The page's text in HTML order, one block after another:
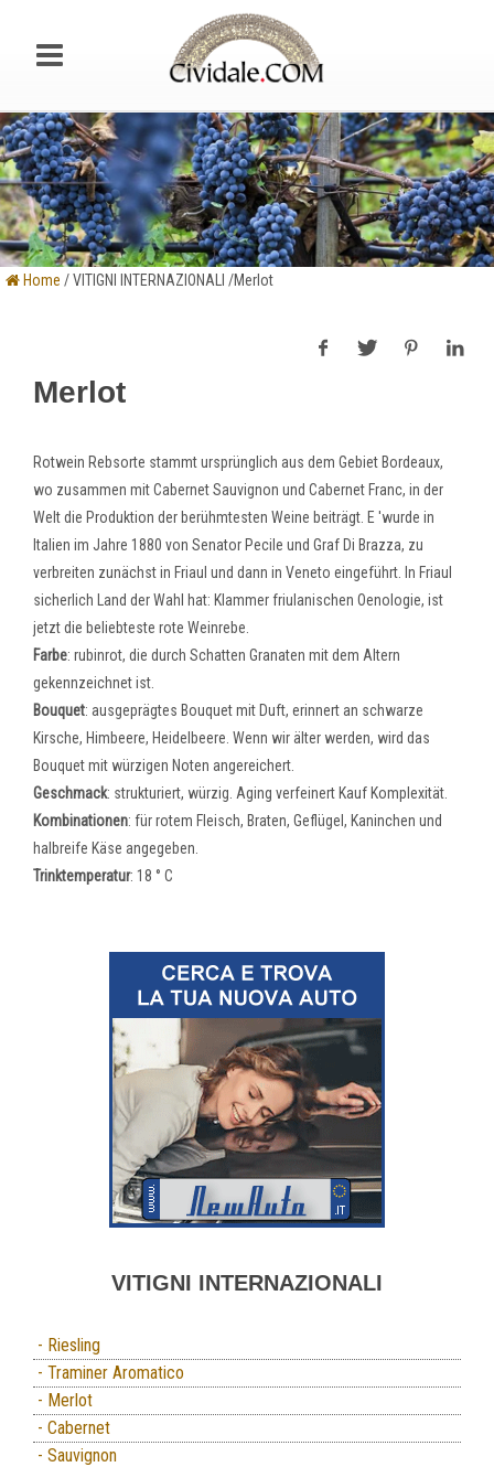
Home / VITIGNI INTERNAZIONALI /Merlot
Merlot
Rotwein Rebsorte stammt ursprünglich aus dem Gebiet Bordeaux,
wo zusammen mit Cabernet Sauvignon und Cabernet Franc, in der
Welt die Produktion der berühmtesten Weine beiträgt. E 'wurde in
Italien im Jahre 1880 von Senator Pecile und Graf Di Brazza, zu
verbreiten zunächst in Friaul und dann in Veneto eingeführt. In Friaul
sicherlich Land der Wahl hat: Klammer friulanischen Oenologie, ist
jetzt die beliebteste rote Weinrebe.
Farbe: rubinrot, die durch Schatten Granaten mit dem Altern
gekennzeichnet ist.
Bouquet: ausgeprägtes Bouquet mit Duft, erinnert an schwarze
Kirsche, Himbeere, Heidelbeere. Wenn wir älter werden, wird das
Bouquet mit würzigen Noten angereichert.
Geschmack: strukturiert, würzig. Aging verfeinert Kauf Komplexität.
Kombinationen: für rotem Fleisch, Braten, Geflügel, Kaninchen und
halbreife Käse angegeben.
Trinktemperatur: 18 ° C
VITIGNI INTERNAZIONALI
- Riesling
- Traminer Aromatico
- Merlot
- Cabernet
- Sauvignon